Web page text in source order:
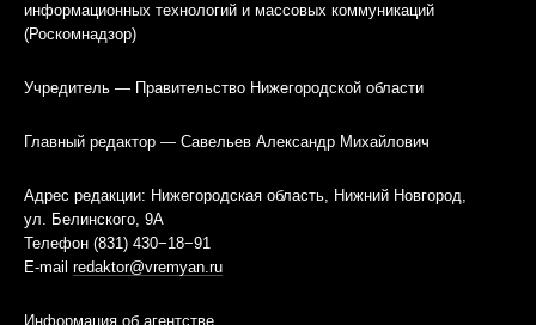
информационных технологий и массовых коммуникаций
(Роскомнадзор)
Учредитель — Правительство Нижегородской области
Главный редактор — Савельев Александр Михайлович
Адрес редакции: Нижегородская область, Нижний Новгород,
ул. Белинского, 9А
Телефон (831) 430−18−91
E-mail redaktor@vremyan.ru
Информация об агентстве